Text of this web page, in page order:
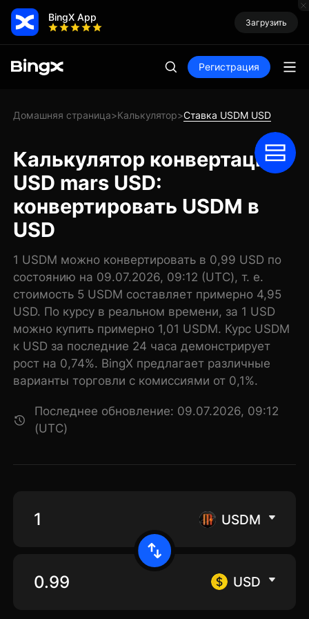
BingX App Загрузить
Регистрация
Домашняя страница>Калькулятор>Ставка USDM USD
Калькулятор конвертации
USD mars USD:
конвертировать USDM в
USD
1 USDM можно конвертировать в 0,99 USD по
состоянию на 09.07.2026, 09:12 (UTC), т. е.
стоимость 5 USDM составляет примерно 4,95
USD. По курсу в реальном времени, за 1 USD
можно купить примерно 1,01 USDM. Курс USDM
к USD за последние 24 часа демонстрирует
рост на 0,74%. BingX предлагает различные
варианты торговли с комиссиями от 0,1%.
Последнее обновление: 09.07.2026, 09:12
(UTC)
USDM
USD